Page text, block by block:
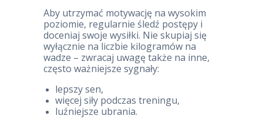
Aby utrzymać motywację na wysokim
poziomie, regularnie śledź postępy i
doceniaj swoje wysiłki. Nie skupiaj się
wyłącznie na liczbie kilogramów na
wadze – zwracaj uwagę także na inne,
często ważniejsze sygnały:
lepszy sen,
więcej siły podczas treningu,
luźniejsze ubrania.